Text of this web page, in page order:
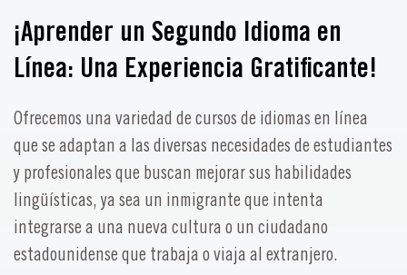
¡Aprender un Segundo Idioma en
Línea: Una Experiencia Gratificante!
Ofrecemos una variedad de cursos de idiomas en línea
que se adaptan a las diversas necesidades de estudiantes
y profesionales que buscan mejorar sus habilidades
lingüísticas, ya sea un inmigrante que intenta
integrarse a una nueva cultura o un ciudadano
estadounidense que trabaja o viaja al extranjero.